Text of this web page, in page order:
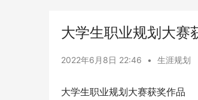
大学生职业规划大赛
2022年6月8日 22:46 • 生涯规划
大学生职业规划大赛获奖作品